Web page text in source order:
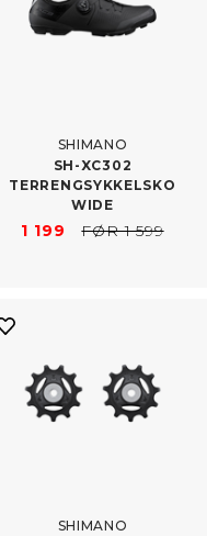
SHIMANO
SH-​XC302
TERRENGSYKKELSKO
WIDE
1 199 FØR 1 599
SHIMANO